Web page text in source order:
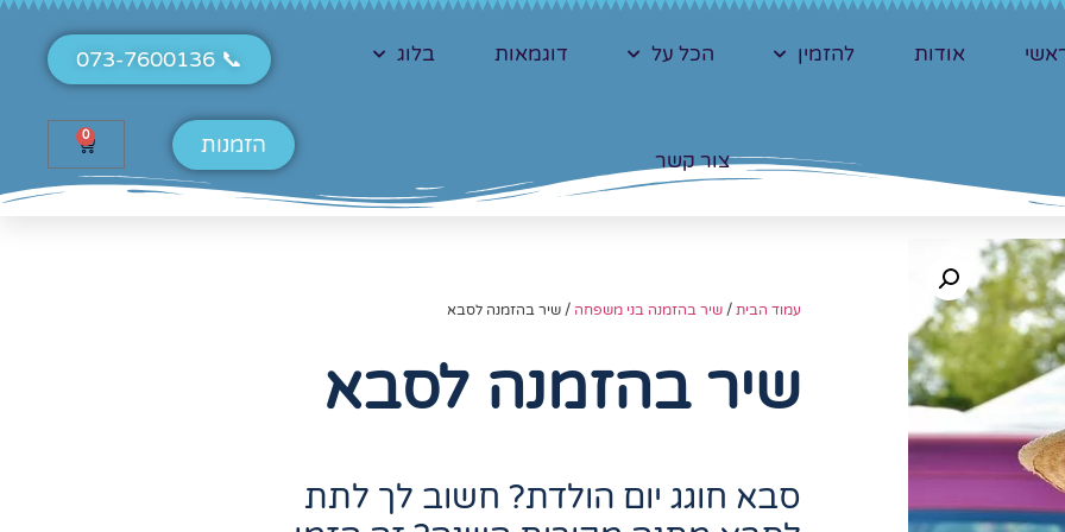
אודות להזמין הכל על דוגמאות בלוג
צור קשר
📞 073-7600136
הזמנות 0
עמוד הבית / שיר בהזמנה בני משפחה / שיר בהזמנה לסבא
שיר בהזמנה לסבא
סבא חוגג יום הולדת? חשוב לך לתת